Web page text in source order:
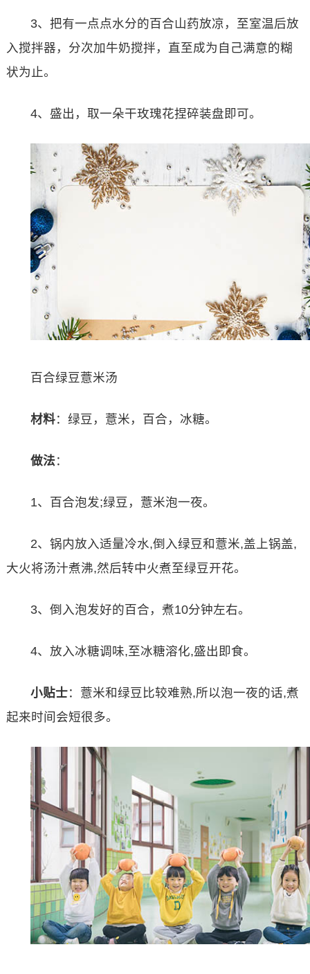
3、把有一点点水分的百合山药放凉，至室温后放
入搅拌器，分次加牛奶搅拌，直至成为自己满意的糊
状为止。
4、盛出，取一朵干玫瑰花捏碎装盘即可。
百合绿豆薏米汤
材料：绿豆，薏米，百合，冰糖。
做法：
1、百合泡发;绿豆，薏米泡一夜。
2、锅内放入适量冷水,倒入绿豆和薏米,盖上锅盖,
大火将汤汁煮沸,然后转中火煮至绿豆开花。
3、倒入泡发好的百合，煮10分钟左右。
4、放入冰糖调味,至冰糖溶化,盛出即食。
小贴士：薏米和绿豆比较难熟,所以泡一夜的话,煮
起来时间会短很多。